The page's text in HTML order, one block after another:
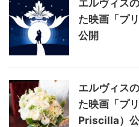
エルヴィス
た映画「プ
公開
エルヴィス
た映画「プ
Priscilla）